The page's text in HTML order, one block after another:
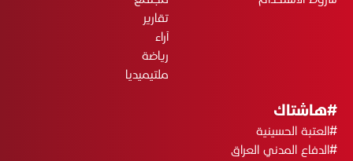
تقارير
آراء
رياضة
ملتيميديا
#هاشتاك
#العتبة الحسينية
#الدفاع المدني العراق